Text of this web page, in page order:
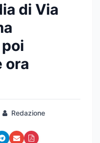
di Via
ora
Redazione